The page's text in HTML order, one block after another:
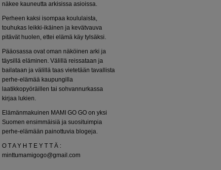
näkee kauneutta arkisissa asioissa.
Perheen kaksi isompaa koululaista,
touhukas leikki-ikäinen ja kevätvauva
pitävät huolen, ettei elämä käy tylsäksi.
Pääosassa ovat oman näköinen arki ja
täysillä eläminen. Välillä reissataan ja
bailataan ja välillä taas vietetään tavallista
perhe-elämää kaupungilla
laatikkopyöräillen tai sohvannurkassa
kirjaa lukien.
Elämänmakuinen MAMI GO GO on yksi
Suomen ensimmäisiä ja suosituimpia
perhe-elämään painottuvia blogeja.
O T A Y H T E Y T T Ä :
minttumamigogo@gmail.com